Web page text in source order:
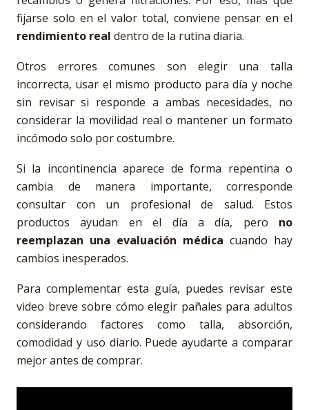
fijarse solo en el valor total, conviene pensar en el
rendimiento real dentro de la rutina diaria.
Otros errores comunes son elegir una talla
incorrecta, usar el mismo producto para día y noche
sin revisar si responde a ambas necesidades, no
considerar la movilidad real o mantener un formato
incómodo solo por costumbre.
Si la incontinencia aparece de forma repentina o
cambia de manera importante, corresponde
consultar con un profesional de salud. Estos
productos ayudan en el día a día, pero no
reemplazan una evaluación médica cuando hay
cambios inesperados.
Para complementar esta guía, puedes revisar este
video breve sobre cómo elegir pañales para adultos
considerando factores como talla, absorción,
comodidad y uso diario. Puede ayudarte a comparar
mejor antes de comprar.